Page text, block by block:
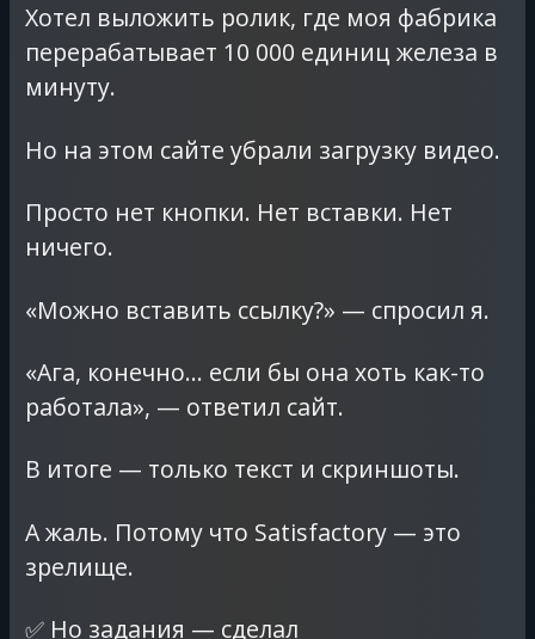
Хотел выложить ролик, где моя фабрика
перерабатывает 10 000 единиц железа в
минуту.
Но на этом сайте убрали загрузку видео.
Просто нет кнопки. Нет вставки. Нет
ничего.
«Можно вставить ссылку?» — спросил я.
«Ага, конечно… если бы она хоть как-то
работала», — ответил сайт.
В итоге — только текст и скриншоты.
А жаль. Потому что Satisfactory — это
зрелище.
✅ Но задания — сделал